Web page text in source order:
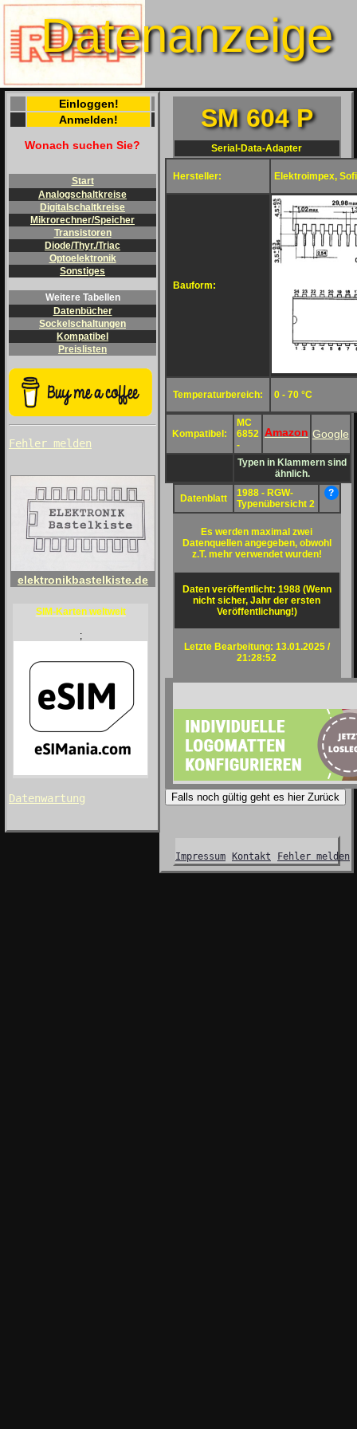
Datenanzeige
Einloggen!
Anmelden!
Wonach suchen Sie?
Start
Analogschaltkreise
Digitalschaltkreise
Mikrorechner/Speicher
Transistoren
Diode/Thyr./Triac
Optoelektronik
Sonstiges
Weitere Tabellen
Datenbücher
Sockelschaltungen
Kompatibel
Preislisten
Fehler melden
elektronikbastelkiste.de
SIM-Karten weltweit
;
Datenwartung
SM 604 P
Serial-Data-Adapter
Hersteller: Elektroimpex,
Bauform:
Temperaturbereich: 0 - 70 °C
Kompatibel:
MC
6852
-
Amazon Google
Typen in Klammern sind
ähnlich.
Datenblatt
1988 - RGW-
Typenübersicht 2
?
Es werden maximal zwei
Datenquellen angegeben, obwohl
z.T. mehr verwendet wurden!
Daten veröffentlicht: 1988 (Wenn
nicht sicher, Jahr der ersten
Veröffentlichung!)
Letzte Bearbeitung: 13.01.2025 /
21:28:52
Falls noch gültig geht es hier Zurück
Impressum Kontakt Fehler melden